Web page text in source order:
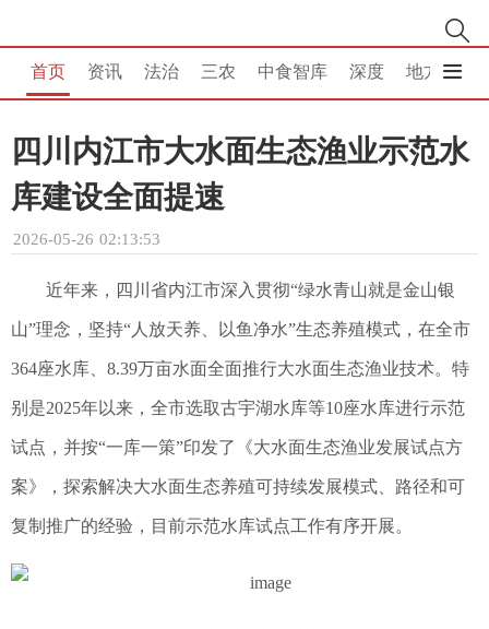
首页 资讯 法治 三农 中食智库 深度 地方
四川内江市大水面生态渔业示范水
库建设全面提速
2026-05-26 02:13:53
近年来，四川省内江市深入贯彻“绿水青山就是金山银
山”理念，坚持“人放天养、以鱼净水”生态养殖模式，在全市
364座水库、8.39万亩水面全面推行大水面生态渔业技术。特
别是2025年以来，全市选取古宇湖水库等10座水库进行示范
试点，并按“一库一策”印发了《大水面生态渔业发展试点方
案》，探索解决大水面生态养殖可持续发展模式、路径和可
复制推广的经验，目前示范水库试点工作有序开展。